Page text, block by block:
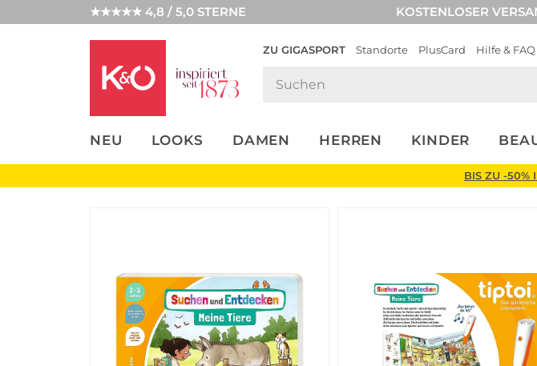
★★★★★ 4,8 / 5,0 STERNE KOSTENLOSER
ZU GIGASPORT Standorte PlusCard Hilfe & FAQ
NEU LOOKS DAMEN HERREN KINDER
UNSERE APP
CLICK &
BIS ZU -50%